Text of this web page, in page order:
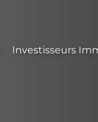
Investisseurs